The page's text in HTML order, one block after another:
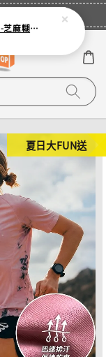
夏日大FUN送
【ROYALPRO】全分離乳清蛋白-芝麻糊/多多/抹茶/木瓜牛奶/厚巧克力/紅茶拿鐵 單售